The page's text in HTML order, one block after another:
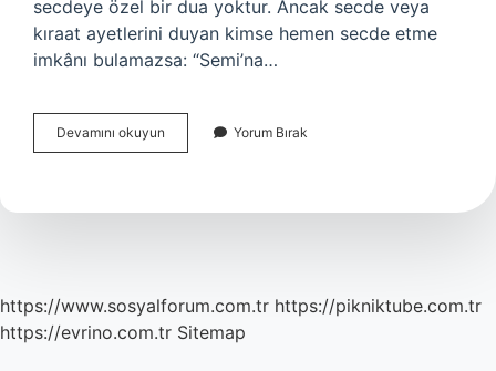
secdeye özel bir dua yoktur. Ancak secde veya
kıraat ayetlerini duyan kimse hemen secde etme
imkânı bulamazsa: “Semi’na…
Devamını okuyun
Bittikten
Secdesi
Yorum Bırak
https://www.sosyalforum.com.tr https://pikniktube.com.tr
https://evrino.com.tr Sitemap